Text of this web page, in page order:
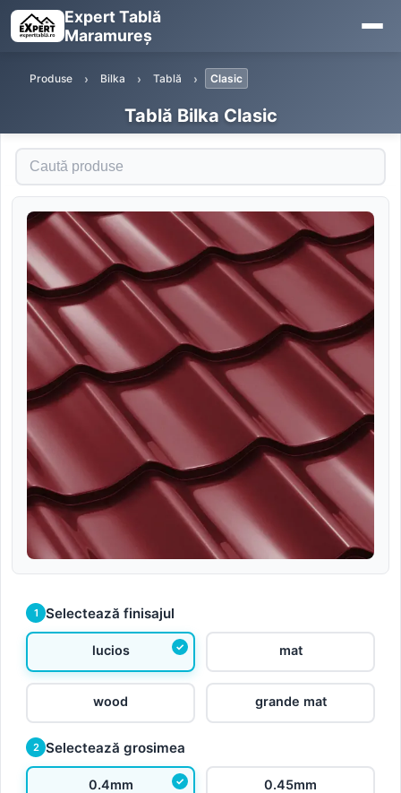
Expert Tablă
Maramureș
Produse Bilka Tablă Clasic
Tablă Bilka Clasic
Caută produse
1 Selectează finisajul
lucios mat
wood grande mat
2 Selectează grosimea
0.4mm 0.45mm